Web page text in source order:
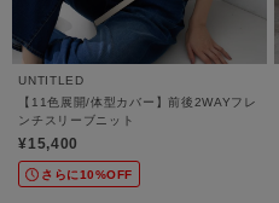
UNTITLED
【11色展開/体型カバー】前後2WAYフレ
ンチスリーブニット
¥15,400
さらに10%OFF